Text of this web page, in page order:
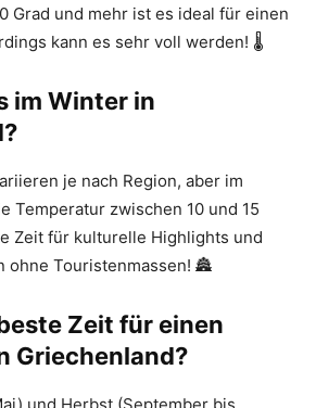
Grad und mehr ist es ideal für einen
kann es sehr voll werden! 🌡️
im Winter in
je nach Region, aber im
Temperatur zwischen 10 und 15
Zeit für kulturelle Highlights und
ohne Touristenmassen! 🏯
Zeit für einen
Griechenland?